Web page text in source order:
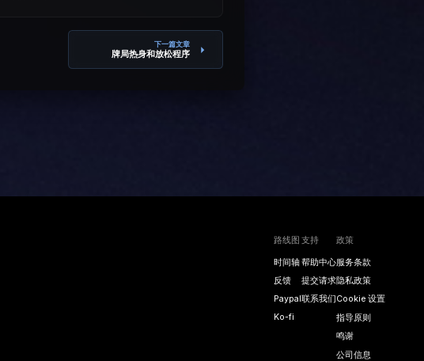
下一篇文章
牌局热身和放松程序
路线图
时间轴
反馈
Paypal
Ko-fi
支持
帮助中心
提交请求
联系我们
政策
服务条款
隐私政策
Cookie 设置
指导原则
鸣谢
公司信息